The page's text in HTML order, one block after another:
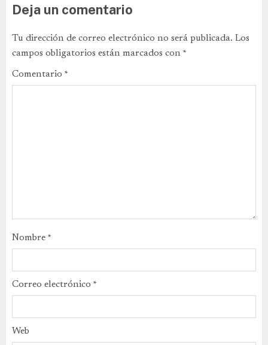
Deja un comentario
Tu dirección de correo electrónico no será publicada. Los
campos obligatorios están marcados con *
Comentario *
Nombre *
Correo electrónico *
Web